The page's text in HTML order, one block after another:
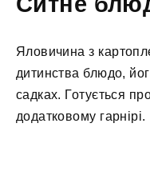
Яловичина з
дитинства блюдо,
садках. Готується
додатковому гарнірі.